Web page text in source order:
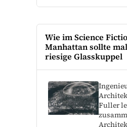
Wie im Science
Manhattan sollte
riesige Glasskuppel
Fuller